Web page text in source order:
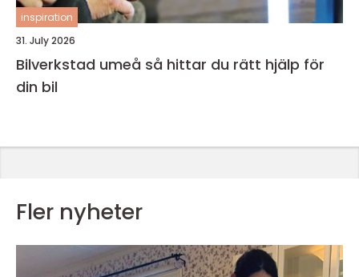
inspiration
31. July 2026
Bilverkstad umeå så hittar du rätt hjälp för
din bil
Fler nyheter